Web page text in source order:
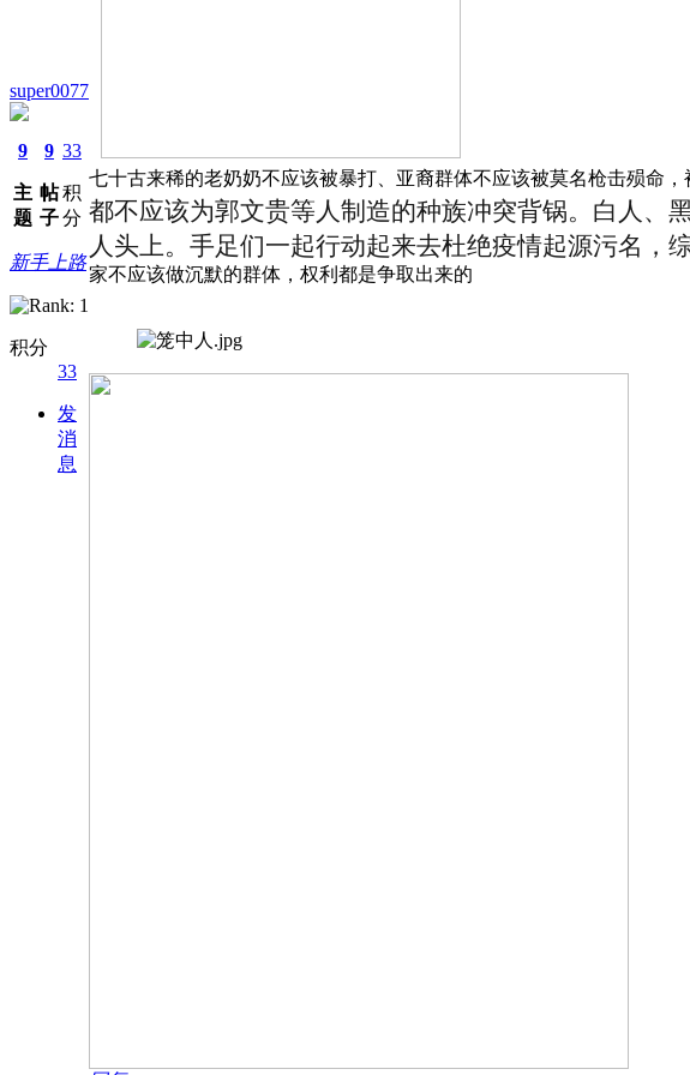
super0077
9
主
题
9
帖
子
33
积
分
新手上路
积分
33
发
消
息
七十古来稀的老奶奶不应该被暴打、亚裔群体不应该被莫名枪击殒命，
都不应该为郭文贵等人制造的种族冲突背锅。白人、
人头上。手足们一起行动起来去杜绝疫情起源污名 ，
家不应该做沉默的群体，权利都是争取出来的